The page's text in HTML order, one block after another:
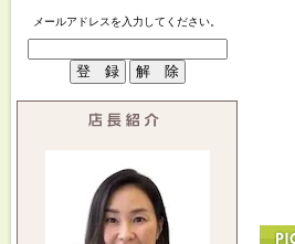
メールアドレスを入力してください。